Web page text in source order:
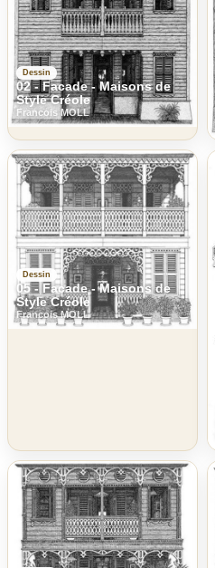
Dessin
02 - Facade - Maisons de
Style Créole
Francois MOLL
Dessin
05 - Facade - Maisons de
Style Créole
Francois MOLL